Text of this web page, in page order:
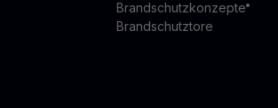
Brandschutzkonzepte
Brandschutztore